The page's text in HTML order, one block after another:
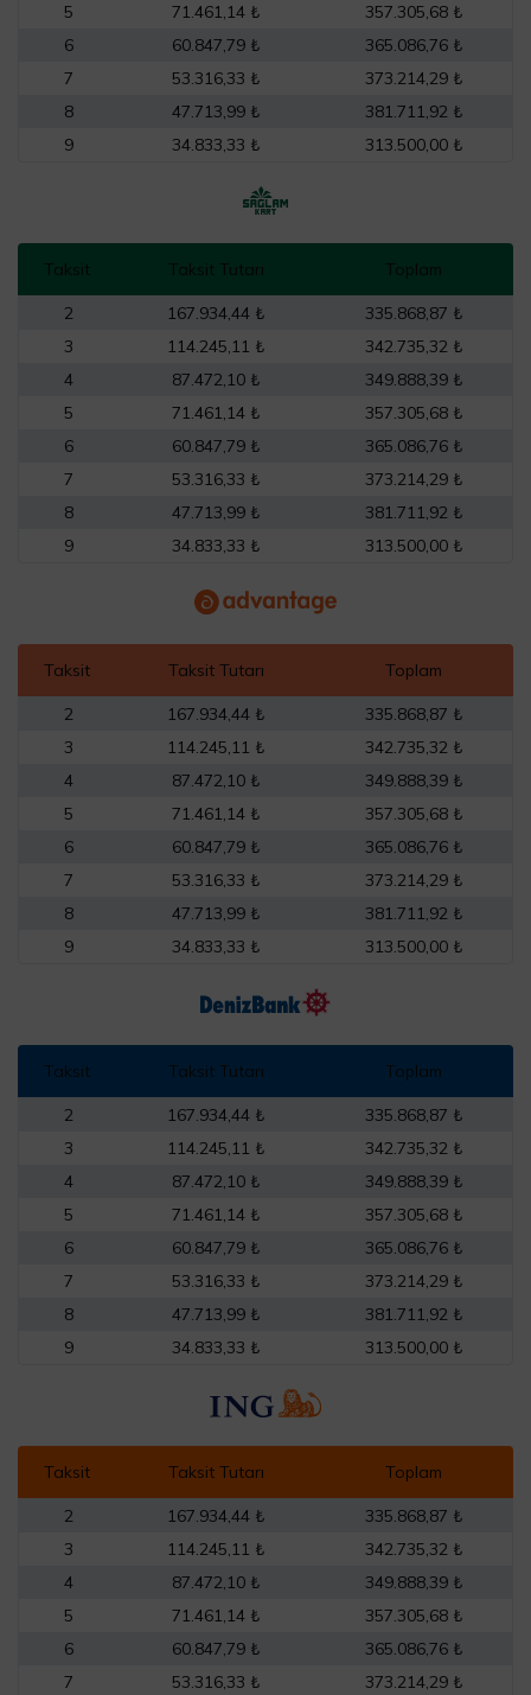
5 71.461,14 ₺
357.305,68 ₺
6
60.847,79 ₺
365.086,76 ₺
7
53.316,33 ₺
373.214,29 ₺
8
47.713,99 ₺
381.711,92 ₺
9
34.833,33 ₺ 313.500,00 ₺
Taksit Taksit Tutarı Toplam
2 167.934,44 ₺
335.868,87 ₺
3
114.245,11 ₺
342.735,32 ₺
4
87.472,10 ₺
349.888,39 ₺
5
71.461,14 ₺
357.305,68 ₺
6
60.847,79 ₺
365.086,76 ₺
7
53.316,33 ₺
373.214,29 ₺
8
47.713,99 ₺
381.711,92 ₺
9
34.833,33 ₺ 313.500,00 ₺
Taksit Taksit Tutarı Toplam
2 167.934,44 ₺
335.868,87 ₺
3
114.245,11 ₺
342.735,32 ₺
4
87.472,10 ₺
349.888,39 ₺
5
71.461,14 ₺
357.305,68 ₺
6
60.847,79 ₺
365.086,76 ₺
7
53.316,33 ₺
373.214,29 ₺
8
47.713,99 ₺
381.711,92 ₺
9
34.833,33 ₺ 313.500,00 ₺
Taksit Taksit Tutarı Toplam
2 167.934,44 ₺
335.868,87 ₺
3
114.245,11 ₺
342.735,32 ₺
4
87.472,10 ₺
349.888,39 ₺
5
71.461,14 ₺
357.305,68 ₺
6
60.847,79 ₺
365.086,76 ₺
7
53.316,33 ₺
373.214,29 ₺
8
47.713,99 ₺
381.711,92 ₺
9
34.833,33 ₺ 313.500,00 ₺
Taksit Taksit Tutarı Toplam
2 167.934,44 ₺
335.868,87 ₺
3
114.245,11 ₺
342.735,32 ₺
4
87.472,10 ₺
349.888,39 ₺
5
71.461,14 ₺
357.305,68 ₺
6
60.847,79 ₺
365.086,76 ₺
7
53.316,33 ₺
373.214,29 ₺